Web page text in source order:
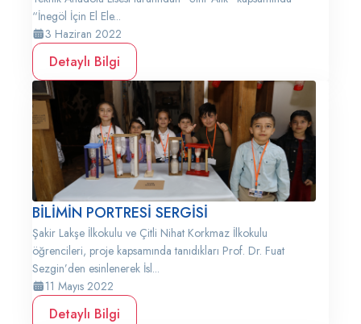
“İnegöl İçin El Ele...
3 Haziran 2022
Detaylı Bilgi
BİLİMİN PORTRESİ SERGİSİ
Şakir Lakşe İlkokulu ve Çitli Nihat Korkmaz İlkokulu
öğrencileri, proje kapsamında tanıdıkları Prof. Dr. Fuat
Sezgin’den esinlenerek İsl...
11 Mayıs 2022
Detaylı Bilgi